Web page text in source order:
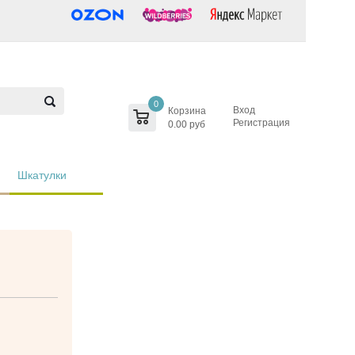
0
Корзина
0.00 руб
Вход
Регистрация
Шкатулки